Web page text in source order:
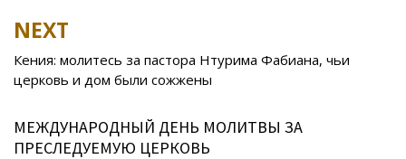
ki
NEXT
Кения: молитесь за пастора Нтурима Фабиана, чьи
церковь и дом были сожжены
МЕЖДУНАРОДНЫЙ ДЕНЬ МОЛИТВЫ ЗА
ПРЕСЛЕДУЕМУЮ ЦЕРКОВЬ